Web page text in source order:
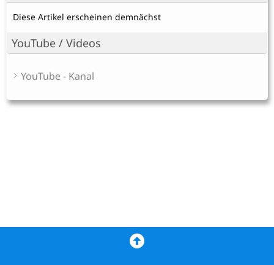
Diese Artikel erscheinen demnächst
YouTube / Videos
YouTube - Kanal